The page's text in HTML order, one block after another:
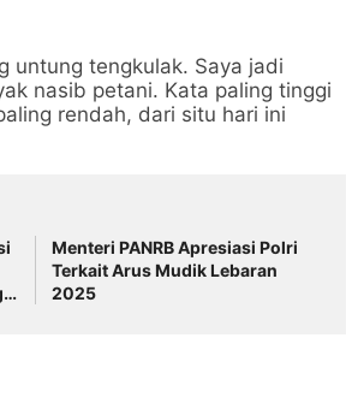
untung tengkulak. Saya jadi
nasib petani. Kata paling tinggi
rendah, dari situ hari ini
Menteri PANRB Apresiasi Polri
Terkait Arus Mudik Lebaran
2025